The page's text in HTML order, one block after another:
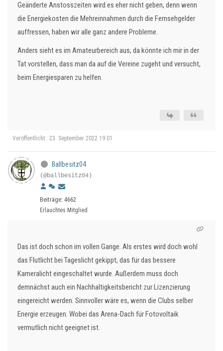
Geänderte Anstosszeiten wird es eher nicht geben, denn wenn
die Energiekosten die Mehreinnahmen durch die Fernsehgelder
auffressen, haben wir alle ganz andere Probleme.
Anders sieht es im Amateurbereich aus, da könnte ich mir in der
Tat vorstellen, dass man da auf die Vereine zugeht und versucht,
beim Energiesparen zu helfen.
Veröffentlicht : 23. September 2022 19:01
Ballbesitz04
(@ballbesitz04)
Beiträge: 4662
Erlauchtes Mitglied
Das ist doch schon im vollen Gange. Als erstes wird doch wohl
das Flutlicht bei Tageslicht gekippt, das für das bessere
Kameralicht eingeschaltet wurde. Außerdem muss doch
demnächst auch ein Nachhaltigkeitsbericht zur Lizenzierung
eingereicht werden. Sinnvoller wäre es, wenn die Clubs selber
Energie erzeugen. Wobei das Arena-Dach für Fotovoltaik
vermutlich nicht geeignet ist.